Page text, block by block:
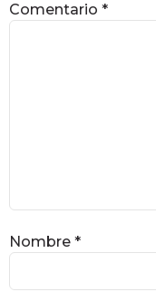
Comentario *
Nombre *